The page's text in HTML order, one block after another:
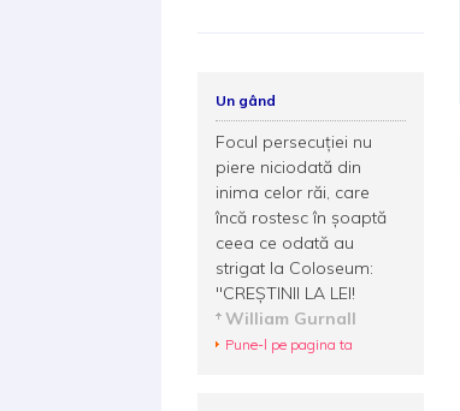
Un gând
Focul persecuţiei nu
piere niciodată din
inima celor răi, care
încă rostesc în şoaptă
ceea ce odată au
strigat la Coloseum:
"CREŞTINII LA LEI!
William Gurnall
Pune-l pe pagina ta